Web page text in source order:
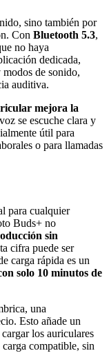
sino también por
Con Bluetooth 5.3,
no haya
dedicada,
de sonido,
auditiva.
mejora la
se escuche clara y
útil para
o para llamadas
para cualquier
Buds+ no
sin
cifra puede ser
carga rápida es un
solo 10 minutos de
una
Esto añade un
los auriculares
compatible, sin